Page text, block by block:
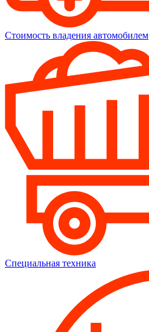
Стоимость владения автомобилем
Специальная техника